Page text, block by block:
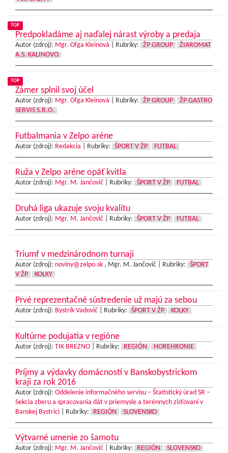
TOP
Predpokladáme aj naďalej nárast výroby a predaja
Autor (zdroj): Mgr. Oľga Kleinová Rubriky: ŽP GROUP
ŽIAROMAT
A.S. KALINOVO
TOP
Zámer splnil svoj účel
Autor (zdroj): Mgr. Oľga Kleinová Rubriky: ŽP GROUP
ŽP GASTRO
SERVIS S.R.O.
Futbalmania v Zelpo aréne
Autor (zdroj): Redakcia Rubriky: ŠPORT V ŽP FUTBAL
Ruža v Zelpo aréne opäť kvitla
Autor (zdroj): Mgr. M. Jančovič Rubriky: ŠPORT V ŽP FUTBAL
Druhá liga ukazuje svoju kvalitu
Autor (zdroj): Mgr. M. Jančovič Rubriky: ŠPORT V ŽP FUTBAL
Triumf v medzinárodnom turnaji
Autor (zdroj): noviny@zelpo.sk , Mgr. M. Jančovič | Rubriky:
ŠPORT
V ŽP
KOLKY
Prvé reprezentačné sústredenie už majú za sebou
Autor (zdroj): Bystrík Vadovič Rubriky: ŠPORT V ŽP KOLKY
Kultúrne podujatia v regióne
Autor (zdroj): TIK BREZNO Rubriky: REGIÓN HOREHRONIE
Príjmy a výdavky domácností v Banskobystrickom
kraji za rok 2016
Autor (zdroj): Oddelenie informačného servisu – Štatistický úrad SR –
Sekcia zberu a spracovania dát v priemysle a terénnych zisťovaní v
Banskej Bystrici
Rubriky: REGIÓN SLOVENSKO
Výtvarné umenie zo šamotu
Autor (zdroj): Mgr. M. Jančovič Rubriky: REGIÓN SLOVENSKO